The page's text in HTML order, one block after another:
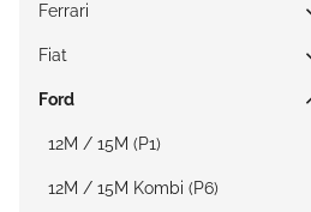
Ferrari
Fiat
Ford
12M / 15M (P1)
12M / 15M Kombi (P6)